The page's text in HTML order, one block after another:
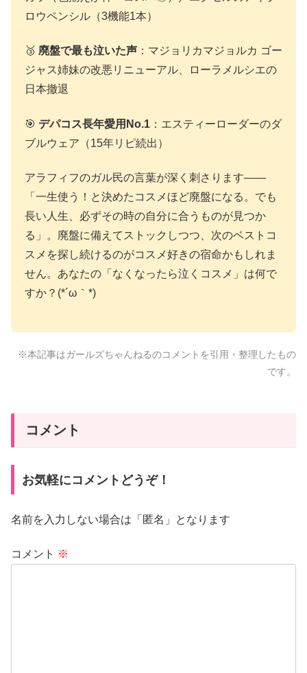
ロウペンシル（3機能1本）
🥉 廃盤で最も泣いた声 ：マジョリカマジョルカ ゴー
ジャス姉妹の改悪リニューアル、ローラメルシエの
日本撤退
🎯 デパコス長年愛用No.1 ：エスティーローダーのダ
ブルウェア（15年リピ続出）
アラフィフのガル民の言葉が深く刺さります——
「一生使う！と決めたコスメほど廃盤になる。でも
長い人生、必ずその時の自分に合うものが見つか
る」。廃盤に備えてストックしつつ、次のベストコ
スメを探し続けるのがコスメ好きの宿命かもしれま
せん。あなたの「なくなったら泣くコスメ」は何で
すか？(*´ω｀*)
※本記事はガールズちゃんねるのコメントを引用・整理したもの
です。
コメント
お気軽にコメントどうぞ！
名前を入力しない場合は「匿名」となります
コメント ※